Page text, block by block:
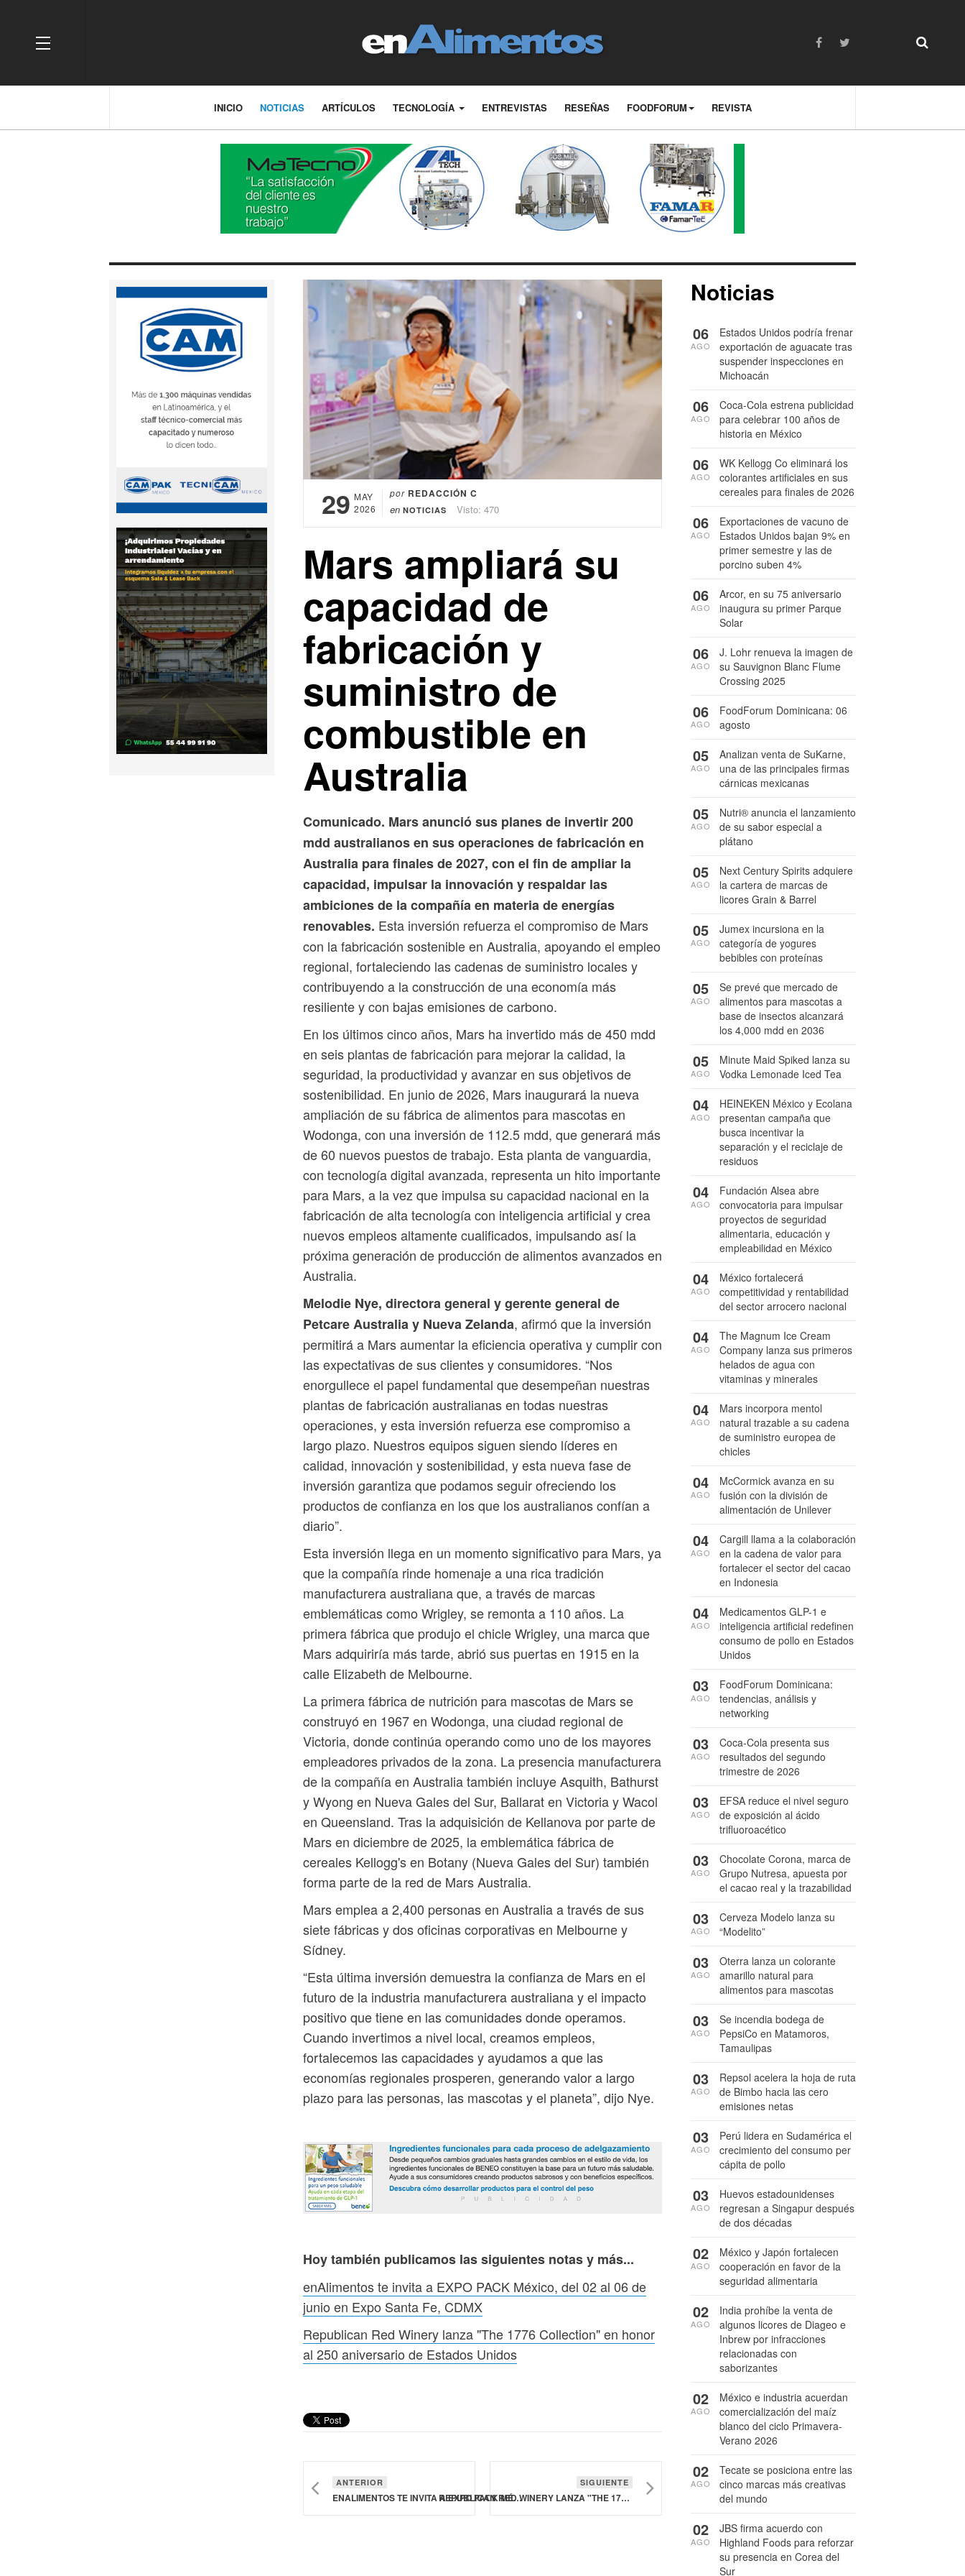
OFF CANVAS
INICIO NOTICIAS ARTÍCULOS TECNOLOGÍA ENTREVISTAS RESEÑAS FOODFORUM REVISTA
29 MAY
2026
por REDACCIÓN C
en NOTICIAS Visto: 470
Mars ampliará su
capacidad de
fabricación y
suministro de
combustible en
Australia
Comunicado. Mars anunció sus planes de invertir 200
mdd australianos en sus operaciones de fabricación en
Australia para finales de 2027, con el fin de ampliar la
capacidad, impulsar la innovación y respaldar las
ambiciones de la compañía en materia de energías
renovables. Esta inversión refuerza el compromiso de Mars
con la fabricación sostenible en Australia, apoyando el empleo
regional, fortaleciendo las cadenas de suministro locales y
contribuyendo a la construcción de una economía más
resiliente y con bajas emisiones de carbono.
En los últimos cinco años, Mars ha invertido más de 450 mdd
en seis plantas de fabricación para mejorar la calidad, la
seguridad, la productividad y avanzar en sus objetivos de
sostenibilidad. En junio de 2026, Mars inaugurará la nueva
ampliación de su fábrica de alimentos para mascotas en
Wodonga, con una inversión de 112.5 mdd, que generará más
de 60 nuevos puestos de trabajo. Esta planta de vanguardia,
con tecnología digital avanzada, representa un hito importante
para Mars, a la vez que impulsa su capacidad nacional en la
fabricación de alta tecnología con inteligencia artificial y crea
nuevos empleos altamente cualificados, impulsando así la
próxima generación de producción de alimentos avanzados en
Australia.
Melodie Nye, directora general y gerente general de
Petcare Australia y Nueva Zelanda, afirmó que la inversión
permitirá a Mars aumentar la eficiencia operativa y cumplir con
las expectativas de sus clientes y consumidores. “Nos
enorgullece el papel fundamental que desempeñan nuestras
plantas de fabricación australianas en todas nuestras
operaciones, y esta inversión refuerza ese compromiso a
largo plazo. Nuestros equipos siguen siendo líderes en
calidad, innovación y sostenibilidad, y esta nueva fase de
inversión garantiza que podamos seguir ofreciendo los
productos de confianza en los que los australianos confían a
diario”.
Esta inversión llega en un momento significativo para Mars, ya
que la compañía rinde homenaje a una rica tradición
manufacturera australiana que, a través de marcas
emblemáticas como Wrigley, se remonta a 110 años. La
primera fábrica que produjo el chicle Wrigley, una marca que
Mars adquiriría más tarde, abrió sus puertas en 1915 en la
calle Elizabeth de Melbourne.
La primera fábrica de nutrición para mascotas de Mars se
construyó en 1967 en Wodonga, una ciudad regional de
Victoria, donde continúa operando como uno de los mayores
empleadores privados de la zona. La presencia manufacturera
de la compañía en Australia también incluye Asquith, Bathurst
y Wyong en Nueva Gales del Sur, Ballarat en Victoria y Wacol
en Queensland. Tras la adquisición de Kellanova por parte de
Mars en diciembre de 2025, la emblemática fábrica de
cereales Kellogg's en Botany (Nueva Gales del Sur) también
forma parte de la red de Mars Australia.
Mars emplea a 2,400 personas en Australia a través de sus
siete fábricas y dos oficinas corporativas en Melbourne y
Sídney.
“Esta última inversión demuestra la confianza de Mars en el
futuro de la industria manufacturera australiana y el impacto
positivo que tiene en las comunidades donde operamos.
Cuando invertimos a nivel local, creamos empleos,
fortalecemos las capacidades y ayudamos a que las
economías regionales prosperen, generando valor a largo
plazo para las personas, las mascotas y el planeta”, dijo Nye.
Hoy también publicamos las siguientes notas y más...
enAlimentos te invita a EXPO PACK México, del 02 al 06 de
junio en Expo Santa Fe, CDMX
Republican Red Winery lanza "The 1776 Collection" en honor
al 250 aniversario de Estados Unidos
ANTERIOR
ENALIMENTOS TE INVITA A EXPO PACK MÉXICO, DEL 02 AL 06 DE JUNIO EN EXPO SANTA FE, CDMX
SIGUIENTE
REPUBLICAN RED WINERY LANZA "THE 1776 COLLECTION" EN HONOR AL 250 ANIVERSARIO DE ESTADOS UNIDOS
Noticias
Estados Unidos podría frenar
exportación de aguacate tras
suspender inspecciones en
Michoacán
06
AGO
Coca-Cola estrena publicidad
para celebrar 100 años de
historia en México
06
AGO
WK Kellogg Co eliminará los
colorantes artificiales en sus
cereales para finales de 2026
06
AGO
Exportaciones de vacuno de
Estados Unidos bajan 9% en
primer semestre y las de
porcino suben 4%
06
AGO
Arcor, en su 75 aniversario
inaugura su primer Parque
Solar
06
AGO
J. Lohr renueva la imagen de
su Sauvignon Blanc Flume
Crossing 2025
06
AGO
FoodForum Dominicana: 06
agosto
06
AGO
Analizan venta de SuKarne,
una de las principales firmas
cárnicas mexicanas
05
AGO
Nutri® anuncia el lanzamiento
de su sabor especial a
plátano
05
AGO
Next Century Spirits adquiere
la cartera de marcas de
licores Grain & Barrel
05
AGO
Jumex incursiona en la
categoría de yogures
bebibles con proteínas
05
AGO
Se prevé que mercado de
alimentos para mascotas a
base de insectos alcanzará
los 4,000 mdd en 2036
05
AGO
Minute Maid Spiked lanza su
Vodka Lemonade Iced Tea
05
AGO
HEINEKEN México y Ecolana
presentan campaña que
busca incentivar la
separación y el reciclaje de
residuos
04
AGO
Fundación Alsea abre
convocatoria para impulsar
proyectos de seguridad
alimentaria, educación y
empleabilidad en México
04
AGO
México fortalecerá
competitividad y rentabilidad
del sector arrocero nacional
04
AGO
The Magnum Ice Cream
Company lanza sus primeros
helados de agua con
vitaminas y minerales
04
AGO
Mars incorpora mentol
natural trazable a su cadena
de suministro europea de
chicles
04
AGO
McCormick avanza en su
fusión con la división de
alimentación de Unilever
04
AGO
Cargill llama a la colaboración
en la cadena de valor para
fortalecer el sector del cacao
en Indonesia
04
AGO
Medicamentos GLP-1 e
inteligencia artificial redefinen
consumo de pollo en Estados
Unidos
04
AGO
FoodForum Dominicana:
tendencias, análisis y
networking
03
AGO
Coca-Cola presenta sus
resultados del segundo
trimestre de 2026
03
AGO
EFSA reduce el nivel seguro
de exposición al ácido
trifluoroacético
03
AGO
Chocolate Corona, marca de
Grupo Nutresa, apuesta por
el cacao real y la trazabilidad
03
AGO
Cerveza Modelo lanza su
“Modelito”
03
AGO
Oterra lanza un colorante
amarillo natural para
alimentos para mascotas
03
AGO
Se incendia bodega de
PepsiCo en Matamoros,
Tamaulipas
03
AGO
Repsol acelera la hoja de ruta
de Bimbo hacia las cero
emisiones netas
03
AGO
Perú lidera en Sudamérica el
crecimiento del consumo per
cápita de pollo
03
AGO
Huevos estadounidenses
regresan a Singapur después
de dos décadas
03
AGO
México y Japón fortalecen
cooperación en favor de la
seguridad alimentaria
02
AGO
India prohíbe la venta de
algunos licores de Diageo e
Inbrew por infracciones
relacionadas con
saborizantes
02
AGO
México e industria acuerdan
comercialización del maíz
blanco del ciclo Primavera-
Verano 2026
02
AGO
Tecate se posiciona entre las
cinco marcas más creativas
del mundo
02
AGO
JBS firma acuerdo con
Highland Foods para reforzar
su presencia en Corea del
Sur
02
AGO